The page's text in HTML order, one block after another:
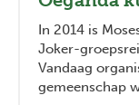
In 2014 is
Joker-
Vandaag
gemeenschap